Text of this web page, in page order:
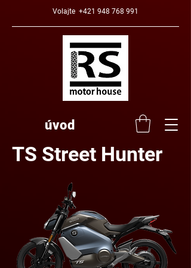
Volajte +421 948 768 991
úvod
TS Street Hunter